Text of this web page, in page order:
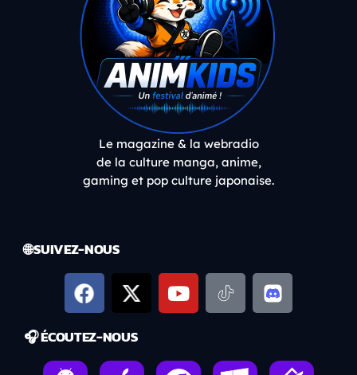
Le magazine & la webradio
de la culture manga, anime,
gaming et pop culture japonaise.
🌐 SUIVEZ-NOUS
🎧 ÉCOUTEZ-NOUS